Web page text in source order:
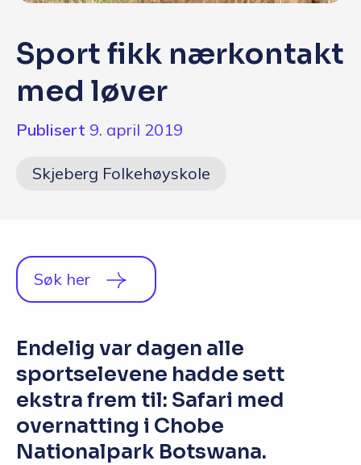
English
Sport fikk nærkontakt
med løver
Publisert 9. april 2019
Skjeberg Folkehøyskole
Søk her
Endelig var dagen alle
sportselevene hadde sett
ekstra frem til: Safari med
overnatting i Chobe
Nationalpark Botswana.